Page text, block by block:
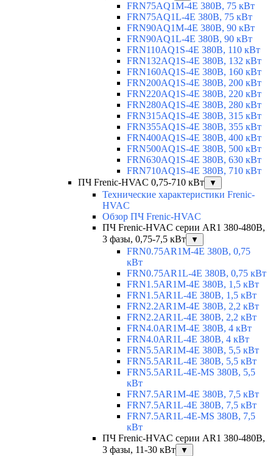
FRN75AQ1M-4E 380В, 75 кВт
FRN75AQ1L-4E 380В, 75 кВт
FRN90AQ1M-4E 380В, 90 кВт
FRN90AQ1L-4E 380В, 90 кВт
FRN110AQ1S-4E 380В, 110 кВт
FRN132AQ1S-4E 380В, 132 кВт
FRN160AQ1S-4E 380В, 160 кВт
FRN200AQ1S-4E 380В, 200 кВт
FRN220AQ1S-4E 380В, 220 кВт
FRN280AQ1S-4E 380В, 280 кВт
FRN315AQ1S-4E 380В, 315 кВт
FRN355AQ1S-4E 380В, 355 кВт
FRN400AQ1S-4E 380В, 400 кВт
FRN500AQ1S-4E 380В, 500 кВт
FRN630AQ1S-4E 380В, 630 кВт
FRN710AQ1S-4E 380В, 710 кВт
ПЧ Frenic-HVAC 0,75-710 кВт
▼
Технические характеристики Frenic-
HVAC
Обзор ПЧ Frenic-HVAC
ПЧ Frenic-HVAC серии AR1 380-480В,
3 фазы, 0,75-7,5 кВт
▼
FRN0.75AR1M-4E 380В, 0,75
кВт
FRN0.75AR1L-4E 380В, 0,75 кВт
FRN1.5AR1M-4E 380В, 1,5 кВт
FRN1.5AR1L-4E 380В, 1,5 кВт
FRN2.2AR1M-4E 380В, 2,2 кВт
FRN2.2AR1L-4E 380В, 2,2 кВт
FRN4.0AR1M-4E 380В, 4 кВт
FRN4.0AR1L-4E 380В, 4 кВт
FRN5.5AR1M-4E 380В, 5,5 кВт
FRN5.5AR1L-4E 380В, 5,5 кВт
FRN5.5AR1L-4E-MS 380В, 5,5
кВт
FRN7.5AR1M-4E 380В, 7,5 кВт
FRN7.5AR1L-4E 380В, 7,5 кВт
FRN7.5AR1L-4E-MS 380В, 7,5
кВт
ПЧ Frenic-HVAC серии AR1 380-480В,
3 фазы, 11-30 кВт
▼